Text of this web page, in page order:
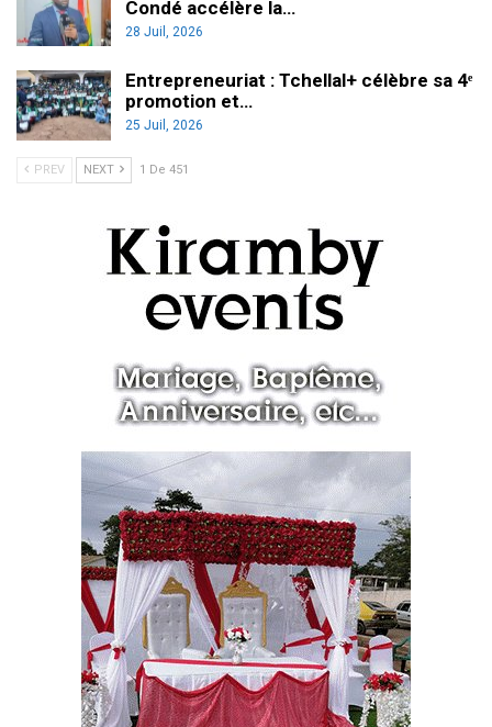
Condé accélère la…
28 Juil, 2026
Entrepreneuriat : Tchellal+ célèbre sa 4ᵉ
promotion et…
25 Juil, 2026
PREV NEXT 1 De 451